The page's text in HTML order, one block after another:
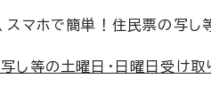
スマホで簡単！住民票の写し
し等の土曜日・日曜日受け取